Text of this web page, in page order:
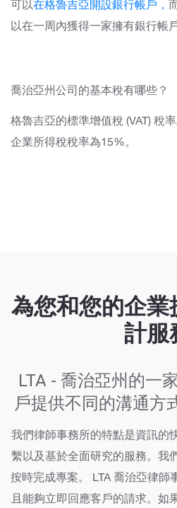
可以在格魯吉亞開設銀行帳戶，
以在一周內獲得一家擁有銀行帳
喬治亞州公司的基本稅有哪些？
格魯吉亞的標準增值稅 (VAT) 稅
企業所得稅稅率為15%。
為您和您的企業
計服
LTA - 喬治亞州的一
戶提供不同的溝通方
我們律師事務所的特點是資訊的
繫以及基於全面研究的服務。我
按時完成專案。 LTA 喬治亞律師
且能夠立即回應客戶的請求。如